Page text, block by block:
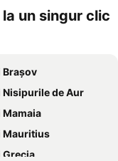
animale
un singur clic
Brașov
Nisipurile de Aur
Mauritius